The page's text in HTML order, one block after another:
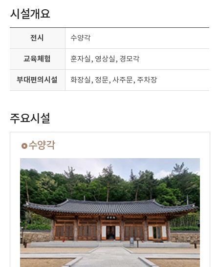
시설개요
전시 수양각
교육체험 훈자실, 영상실, 경모각
부대편의시설 화장실, 정문, 사주문, 주차장
주요시설
수양각